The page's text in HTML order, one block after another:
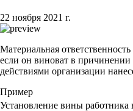
22 ноября 2021 г.
Материальная
если он виноват в
действиями организации
Пример
Установление вины